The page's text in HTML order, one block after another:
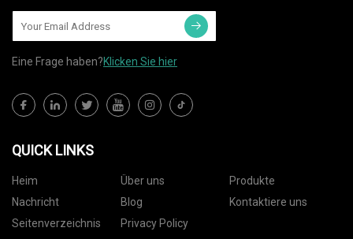
Eine Frage haben?Klicken Sie hier
QUICK LINKS
Heim Über uns
Produkte
Nachricht
Blog
Kontaktiere uns
Seitenverzeichnis
Privacy Policy